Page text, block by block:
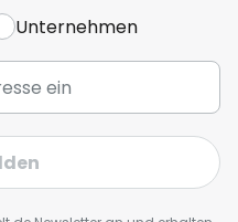
Unternehmen